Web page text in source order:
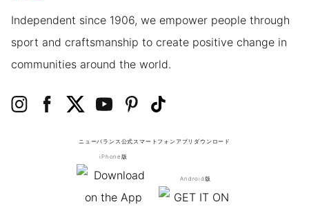
Independent since 1906, we empower people through
sport and craftsmanship to create positive change in
communities around the world.
ニューバランス公式スマートフォンアプリ ダウンロード
iPhone版
Android版